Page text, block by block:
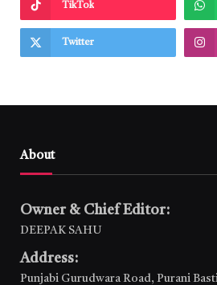
TikTok
Twitter
About
Owner & Chief Editor:
DEEPAK SAHU
Address:
Punjabi Gurudwara Road, Purani